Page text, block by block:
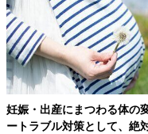
妊娠・出産にまつわる体の
ートラブル対策として、絶